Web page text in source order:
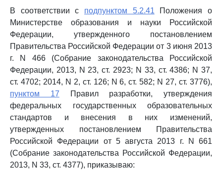
В соответствии с подпунктом 5.2.41 Положения о
Министерстве образования и науки Российской
Федерации, утвержденного постановлением
Правительства Российской Федерации от 3 июня 2013
г. N 466 (Собрание законодательства Российской
Федерации, 2013, N 23, ст. 2923; N 33, ст. 4386; N 37,
ст. 4702; 2014, N 2, ст. 126; N 6, ст. 582; N 27, ст. 3776),
пунктом 17 Правил разработки, утверждения
федеральных государственных образовательных
стандартов и внесения в них изменений,
утвержденных постановлением Правительства
Российской Федерации от 5 августа 2013 г. N 661
(Собрание законодательства Российской Федерации,
2013, N 33, ст. 4377), приказываю: